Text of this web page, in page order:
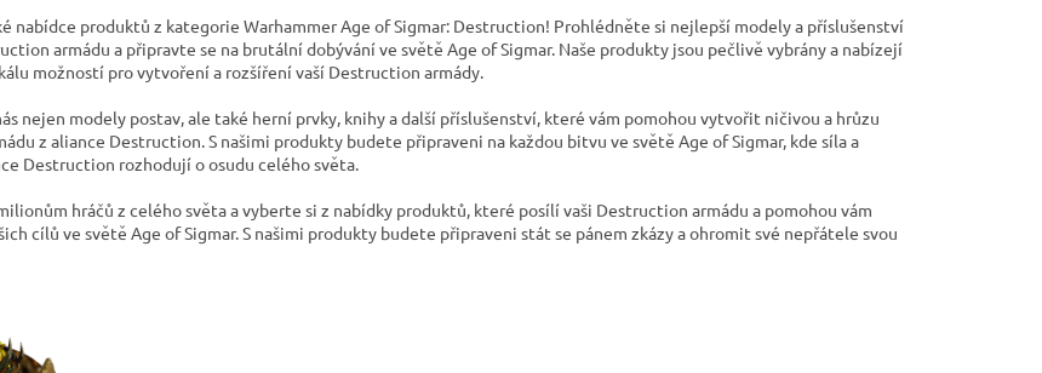
d
a
c
í
p
r
v
v
ý
o
v
á
n
nabídce produktů z kategorie Warhammer Age of Sigmar: Destruction! Prohlédněte si nejlepší modely a příslušenství
armádu a připravte se na brutální dobývání ve světě Age of Sigmar. Naše produkty jsou pečlivě vybrány a nabízejí
možností pro vytvoření a rozšíření vaší Destruction armády.
nejen modely postav, ale také herní prvky, knihy a další příslušenství, které vám pomohou vytvořit ničivou a hrůzu
z aliance Destruction. S našimi produkty budete připraveni na každou bitvu ve světě Age of Sigmar, kde síla a
Destruction rozhodují o osudu celého světa.
hráčů z celého světa a vyberte si z nabídky produktů, které posílí vaši Destruction armádu a pomohou vám
cílů ve světě Age of Sigmar. S našimi produkty budete připraveni stát se pánem zkázy a ohromit své nepřátele svou